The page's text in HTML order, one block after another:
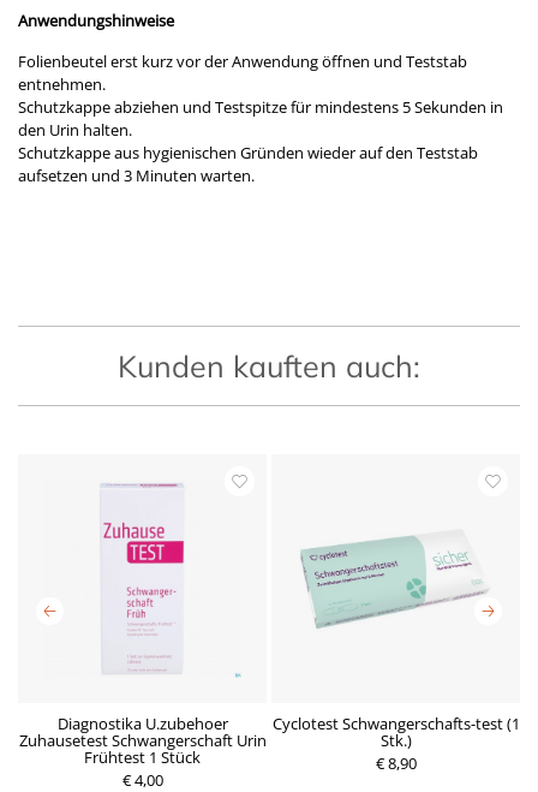
Anwendungshinweise
Folienbeutel erst kurz vor der Anwendung öffnen und Teststab
entnehmen.
Schutzkappe abziehen und Testspitze für mindestens 5 Sekunden in
den Urin halten.
Schutzkappe aus hygienischen Gründen wieder auf den Teststab
aufsetzen und 3 Minuten warten.
Kunden kauften auch:
Diagnostika U.zubehoer
Zuhausetest Schwangerschaft Urin
Frühtest 1 Stück
€ 4,00
Cyclotest Schwangerschafts-test (1
Stk.)
€ 8,90